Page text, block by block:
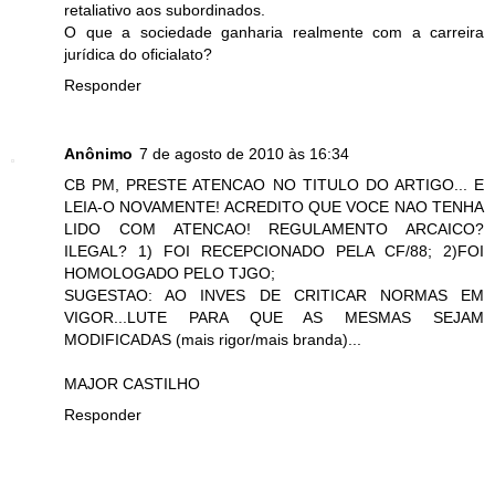
retaliativo aos subordinados.
O que a sociedade ganharia realmente com a carreira
jurídica do oficialato?
Responder
Anônimo 7 de agosto de 2010 às 16:34
CB PM, PRESTE ATENCAO NO TITULO DO ARTIGO... E
LEIA-O NOVAMENTE! ACREDITO QUE VOCE NAO TENHA
LIDO COM ATENCAO! REGULAMENTO ARCAICO?
ILEGAL? 1) FOI RECEPCIONADO PELA CF/88; 2)FOI
HOMOLOGADO PELO TJGO;
SUGESTAO: AO INVES DE CRITICAR NORMAS EM
VIGOR...LUTE PARA QUE AS MESMAS SEJAM
MODIFICADAS (mais rigor/mais branda)...
MAJOR CASTILHO
Responder